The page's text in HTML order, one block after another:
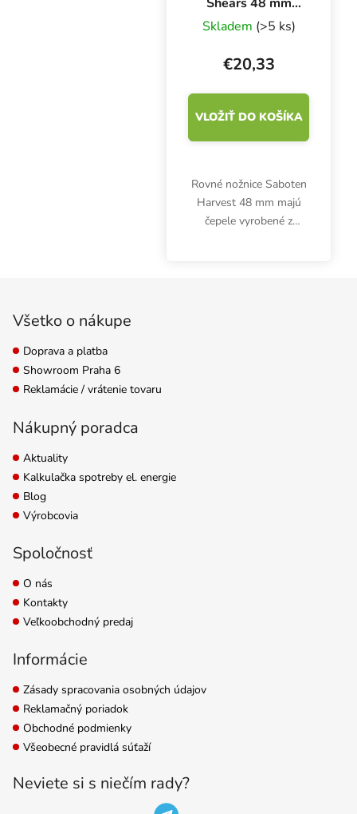
Shears 48 mm
blades, priame
nožnice
Skladem (>5 ks)
€20,33
VLOŽIŤ DO KOŠÍKA
Rovné nožnice Saboten
Harvest 48 mm majú
čepele vyrobené z
Všetko o nákupe
Doprava a platba
Showroom Praha 6
Reklamácie / vrátenie tovaru
Nákupný poradca
Aktuality
Kalkulačka spotreby el. energie
Blog
Výrobcovia
Spoločnosť
O nás
Kontakty
Veľkoobchodný predaj
Informácie
Zásady spracovania osobných údajov
Reklamačný poriadok
Obchodné podmienky
Všeobecné pravidlá súťaží
Neviete si s niečím rady?